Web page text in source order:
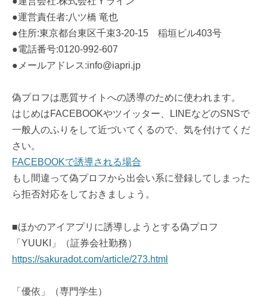
●運営責任者:八ツ橋 竜也
●住所:東京都台東区千束3-20-15 稲垣ビル403号
●電話番号:0120-992-607
●メールアドレス:info@iapri.jp
偽プロフは悪質サイトへの誘導のために使われます。
はじめはFACEBOOKやツイッター、LINEなどのSNSで
一般人のふりをして近づいてくるので、気を付けてくだ
さい。
FACEBOOKで誘導される場合
もし間違って偽プロフから出会い系に登録してしまった
ら拒否対応をしておきましょう。
■ほかのアイアプリに誘導しようとする偽プロフ
「YUUKI」（証券会社勤務）
https://sakuradot.com/article/273.html
「優依」（専門学生）